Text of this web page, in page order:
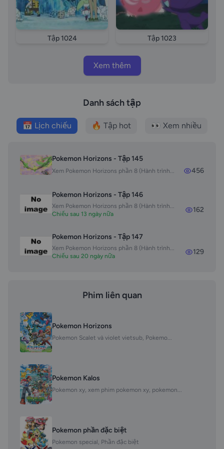
episode 1025 Pokemon 2018 tap 1025 vietsub
Pokemon 2018 tap 1025 thuyet minh Pokemon 2018
tap 1025 long tieng
Tập 1024 Tập 1023
Xem thêm
Danh sách tập
📅 Lịch chiếu 🔥 Tập hot 👀 Xem nhiều
Pokemon Horizons - Tập 145
Xem Pokemon Horizons phần 8 (Hành trình... 456
Pokemon Horizons - Tập 146
Xem Pokemon Horizons phần 8 (Hành trình...
Chiếu sau 13 ngày nữa
162
Pokemon Horizons - Tập 147
Xem Pokemon Horizons phần 8 (Hành trình...
Chiếu sau 20 ngày nữa
129
Phim liên quan
Pokemon Horizons
Pokemon Scalet và violet vietsub, Pokemo...
Pokemon Kalos
Pokemon xy, xem phim pokemon xy, pokemon...
Pokemon phần đặc biệt
Pokemon special, Phần đặc biệt